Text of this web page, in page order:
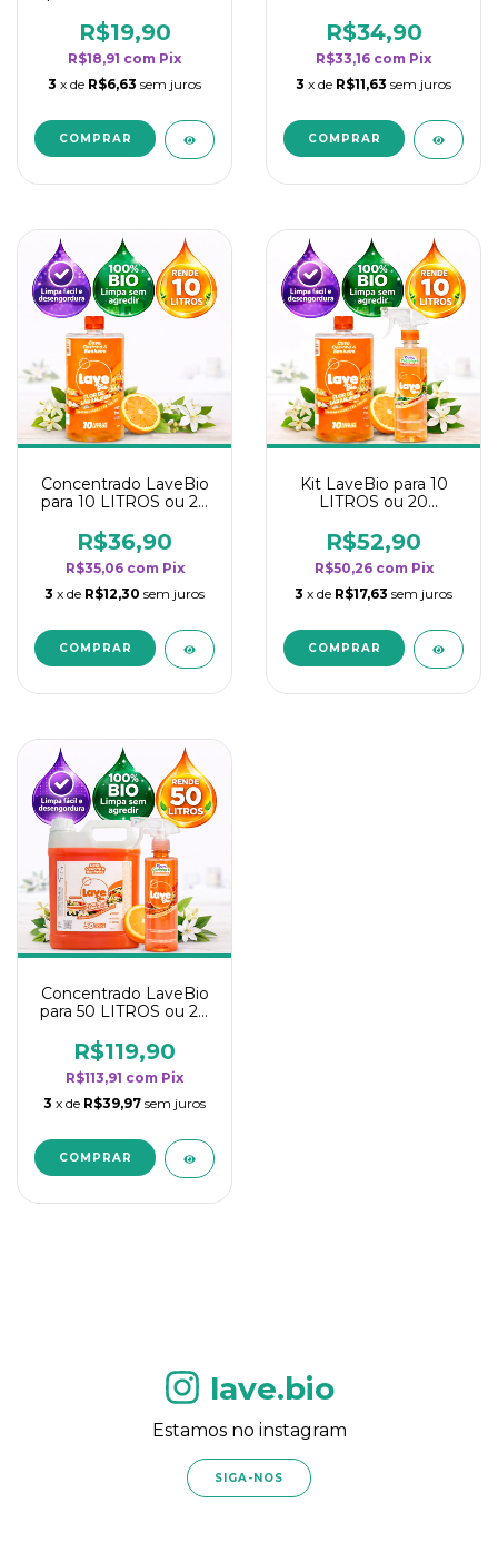
rendimento da
categoria - Flor de
Laranjeira
R$19,90
R$18,91 com Pix
3 x de R$6,63 sem juros
rendimento da
categoria - Flor de
Laranjeira
R$34,90
R$33,16 com Pix
3 x de R$11,63 sem juros
Concentrado LaveBio
para 10 LITROS ou 20
rendimento da
categoria - Flor de
Laranjeira
R$36,90
R$35,06 com Pix
3 x de R$12,30 sem juros
Kit LaveBio para 10
LITROS ou 20
rendimento da
categoria - Flor de
Laranjeira
R$52,90
R$50,26 com Pix
3 x de R$17,63 sem juros
Concentrado LaveBio
para 50 LITROS ou 20
rendimento da
categoria - Flor de
Laranjeira
R$119,90
R$113,91 com Pix
3 x de R$39,97 sem juros
lave.bio
Estamos no instagram
SIGA-NOS